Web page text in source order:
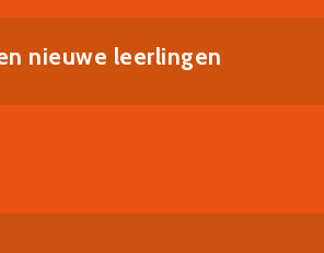
nieuwe leerlingen